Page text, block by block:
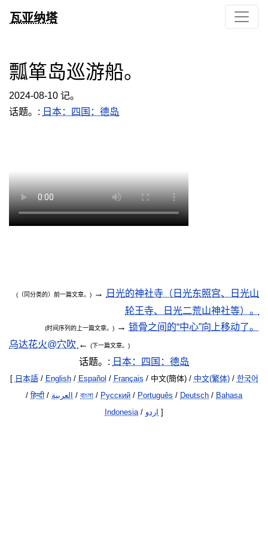
瓦亚纳塔
瓢箪岛巡游船。
2024-08-10 记。
话题。: 日本：四国：德岛
(（同分类的）前一篇文章。) →
日光的神社寺（日光东照宫、日光山
轮王寺、日光二荒山神社等）。
(时间序列的上一篇文章。) → 锁骨之间的“中心”向上移动了。
乌达花火@穴吹 ← (下一篇文章。)
话题。: 日本：四国：德岛
[ 日本語/ English/ Español / Français / 中文(簡体) / 中文(繁体)/ 한국어
/हिन्दी / العربية / বাংলা / Русский / Português / Deutsch / Bahasa
Indonesia/ اردو ]